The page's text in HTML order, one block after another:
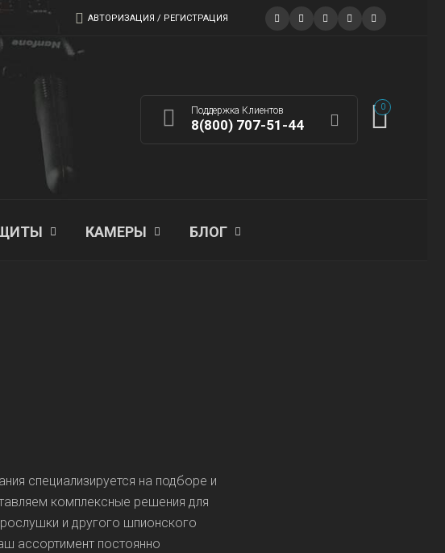
АВТОРИЗАЦИЯ / РЕГИСТРАЦИЯ
Поддержка Клиентов
8(800) 707-51-44
0
КАМЕРЫ БЛОГ
специализируется на подборе и
комплексные решения для
и другого шпионского
ассортимент постоянно